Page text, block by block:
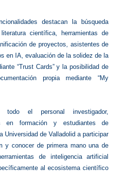
destacan la búsqueda
científica, herramientas de
de proyectos, asistentes de
en IA, evaluación de la solidez de la
“Trust Cards” y la posibilidad de
propia mediante “My
todo el personal investigador,
en formación y estudiantes de
Universidad de Valladolid a participar
y conocer de primera mano una de
de inteligencia artificial
al ecosistema científico